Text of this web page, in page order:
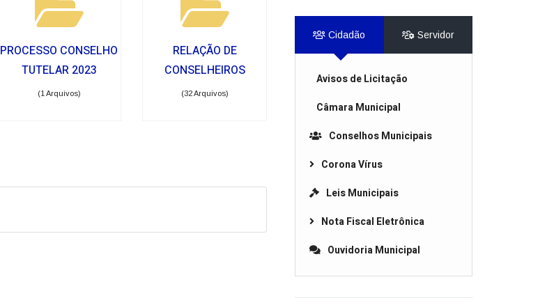
PROCESSO CONSELHO
TUTELAR 2023
(1 Arquivos)
RELAÇÃO DE
CONSELHEIROS
(32 Arquivos)
Cidadão Servidor
Avisos de Licitação
Câmara Municipal
Conselhos Municipais
Corona Vírus
Leis Municipais
Nota Fiscal Eletrônica
Ouvidoria Municipal